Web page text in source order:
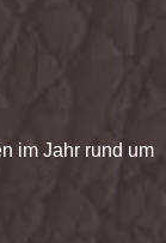
im Jahr rund um